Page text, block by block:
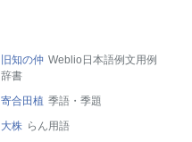
旧知の仲 Weblio日本語例文用例
辞書
寄合田植 季語・季題
大株 らん用語